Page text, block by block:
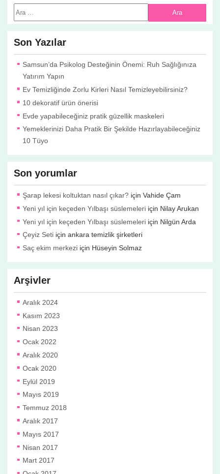
Son Yazılar
Samsun’da Psikolog Desteğinin Önemi: Ruh Sağlığınıza
Yatırım Yapın
Ev Temizliğinde Zorlu Kirleri Nasıl Temizleyebilirsiniz?
10 dekoratif ürün önerisi
Evde yapabileceğiniz pratik güzellik maskeleri
Yemeklerinizi Daha Pratik Bir Şekilde Hazırlayabileceğiniz
10 Tüyo
Son yorumlar
Şarap lekesi koltuktan nasıl çıkar? içinVahide Çam
Yeni yıl için keçeden Yılbaşı süslemeleri için Nilay Arukan
Yeni yıl için keçeden Yılbaşı süslemeleri için Nilgün Arda
Çeyiz Seti içinankara temizlik şirketleri
Saç ekim merkezi için Hüseyin Solmaz
Arşivler
Aralık 2024
Kasım 2023
Nisan 2023
Ocak 2022
Aralık 2020
Ocak 2020
Eylül 2019
Mayıs 2019
Temmuz 2018
Aralık 2017
Mayıs 2017
Nisan 2017
Mart 2017